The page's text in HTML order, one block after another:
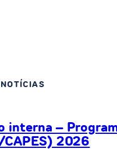
interna –
CAPES) 2026